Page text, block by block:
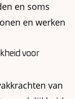
en soms
en werken
voor
van